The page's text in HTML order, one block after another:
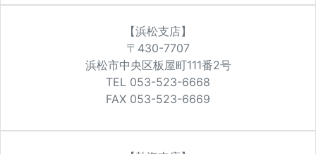
【浜松支店】
〒430-7707
浜松市中央区板屋町111番2号
TEL 053-523-6668
FAX 053-523-6669